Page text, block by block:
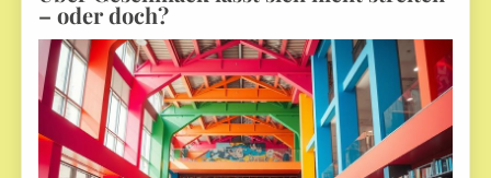
– oder doch?